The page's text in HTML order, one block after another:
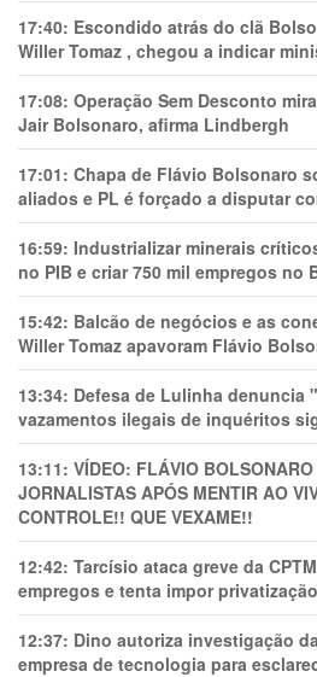
17:40: Escondido atrás do clã
Willer Tomaz , chegou a indicar
17:08: Operação Sem Desconto
Jair Bolsonaro, afirma Lindbergh
17:01: Chapa de Flávio Bolsonaro
aliados e PL é forçado a disputar
16:59: Industrializar minerais
no PIB e criar 750 mil empregos no
15:42: Balcão de negócios e as
Willer Tomaz apavoram Flávio
13:34: Defesa de Lulinha denuncia
vazamentos ilegais de inquéritos
13:11: VÍDEO: FLÁVIO
JORNALISTAS APÓS MENTIR AO
CONTROLE!! QUE VEXAME!!
12:42: Tarcísio ataca greve da
empregos e tenta impor
12:37: Dino autoriza investigação
empresa de tecnologia para